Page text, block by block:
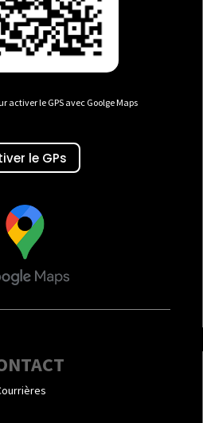
activer le GPS avec Goolge Maps
le GPs